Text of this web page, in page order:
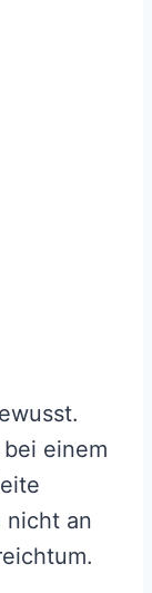
einem
nicht an